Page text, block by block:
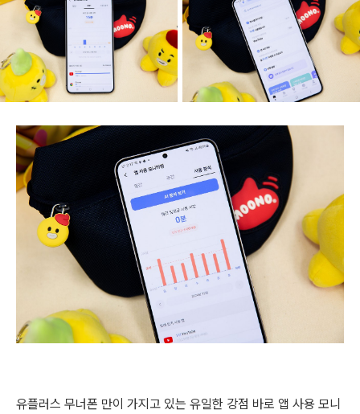
유플러스 무너폰 만이 가지고 있는 유일한 강점 바로 앱 사용 모니